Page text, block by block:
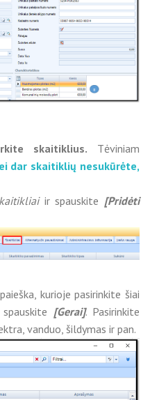
skaitiklius. Tėviniam
dar skaitiklių nesukūrėte,
ir spauskite [Pridėti
kurioje pasirinkite šiai
[Gerai]. Pasirinkite
vanduo, šildymas ir pan.